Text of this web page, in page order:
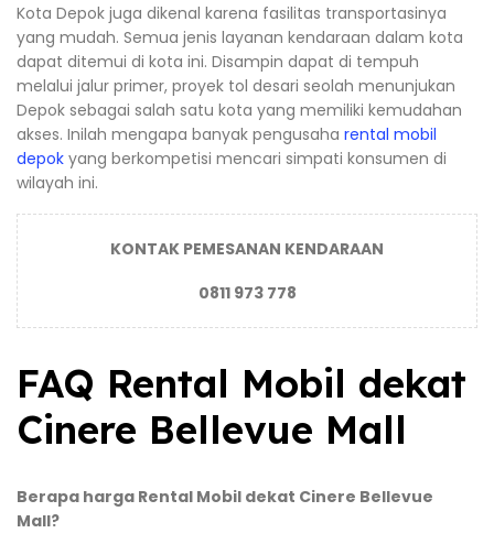
Kota Depok juga dikenal karena fasilitas transportasinya
yang mudah. Semua jenis layanan kendaraan dalam kota
dapat ditemui di kota ini. Disampin dapat di tempuh
melalui jalur primer, proyek tol desari seolah menunjukan
Depok sebagai salah satu kota yang memiliki kemudahan
akses. Inilah mengapa banyak pengusaha rental mobil
depok yang berkompetisi mencari simpati konsumen di
wilayah ini.
KONTAK PEMESANAN KENDARAAN
0811 973 778
FAQ Rental Mobil dekat
Cinere Bellevue Mall
Berapa harga Rental Mobil dekat Cinere Bellevue
Mall?